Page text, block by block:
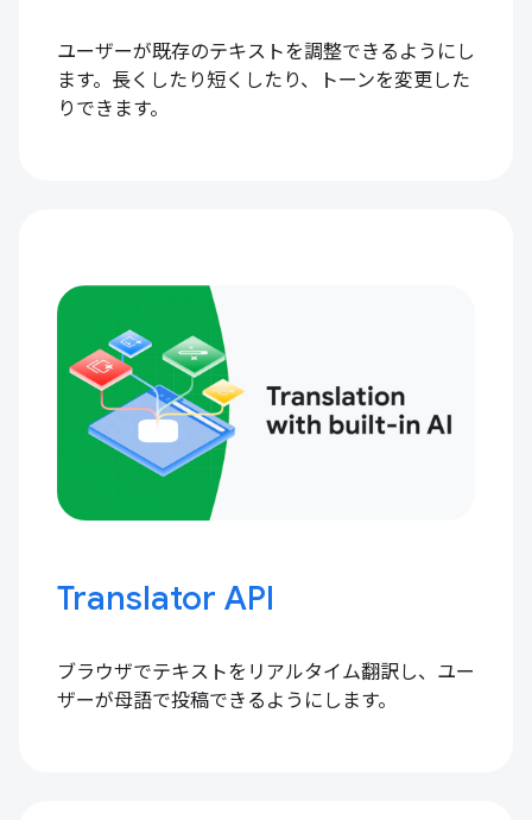
ユーザーが既存のテキストを調整できるようにし
ます。長くしたり短くしたり、トーンを変更した
りできます。
Translator API
ブラウザでテキストをリアルタイム翻訳し、ユー
ザーが母語で投稿できるようにします。